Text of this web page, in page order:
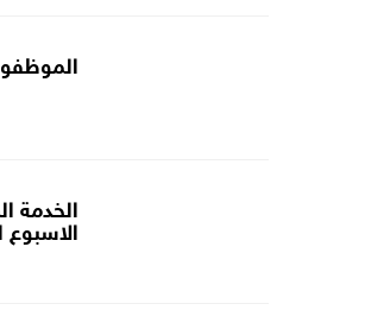
الخدمة
الاسبوع